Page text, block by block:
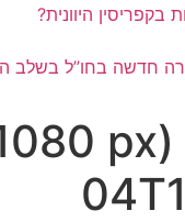
היוונית?
px)